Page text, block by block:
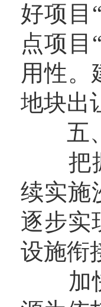
好项目
点项目
用性。
地块出
五、
把握
续实施
逐步实
设施衔
加快